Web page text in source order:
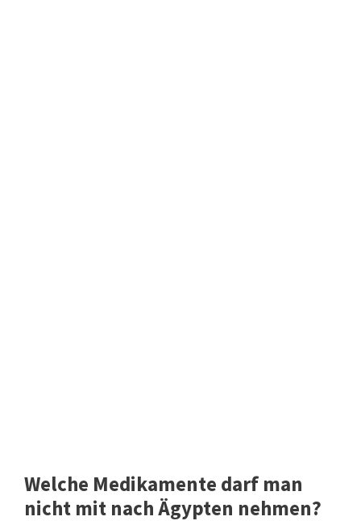
Welche Medikamente darf man
nicht mit nach Ägypten nehmen?